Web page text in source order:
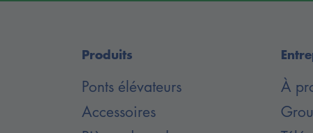
Produits
Ponts élévateurs
Accessoires
À